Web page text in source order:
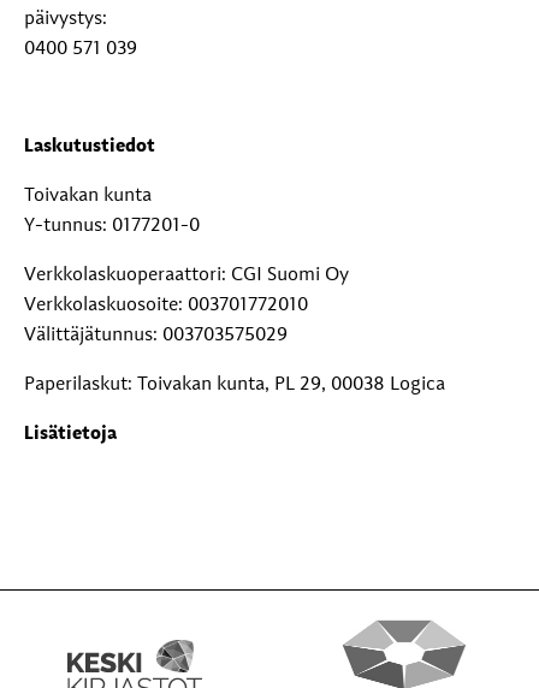
päivystys:
0400 571 039
Laskutustiedot
Toivakan kunta
Y-tunnus: 0177201-0
Verkkolaskuoperaattori: CGI Suomi Oy
Verkkolaskuosoite: 003701772010
Välittäjätunnus: 003703575029
Paperilaskut: Toivakan kunta, PL 29, 00038 Logica
Lisätietoja